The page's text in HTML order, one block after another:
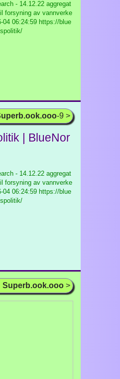
- 14.12.22 aggregat
forsyning av vannverke
04 06:24:59 https://blue
-9 >
| BlueNor
- 14.12.22 aggregat
forsyning av vannverke
04 06:24:59 https://blue
Superb.ook.ooo >